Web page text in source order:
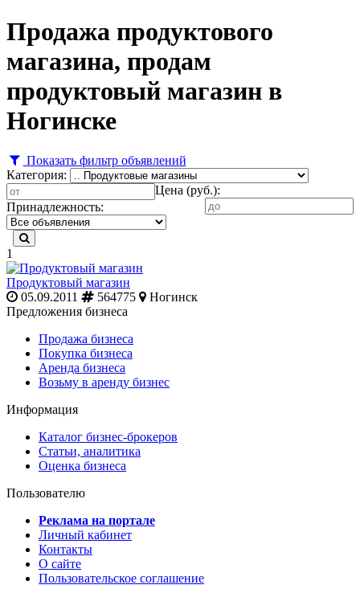
Продажа продуктового
магазина, продам
продуктовый магазин в
Ногинске
Показать фильтр объявлений
Категория:
Цена (руб.):
Принадлежность:
1
Продуктовый магазин
05.09.2011
564775
Ногинск
Предложения бизнеса
Продажа бизнеса
Покупка бизнеса
Аренда бизнеса
Возьму в аренду бизнес
Информация
Каталог бизнес-брокеров
Статьи, аналитика
Оценка бизнеса
Пользователю
Реклама на портале
Личный кабинет
Контакты
О сайте
Пользовательское соглашение